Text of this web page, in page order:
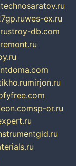
technosaratov.ru
wes-ex.ru
stroy-db.com
mirjon.ru
sp-or.ru